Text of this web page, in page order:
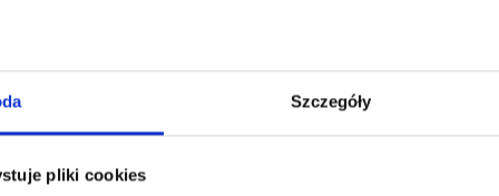
Szczegóły
pliki cookies